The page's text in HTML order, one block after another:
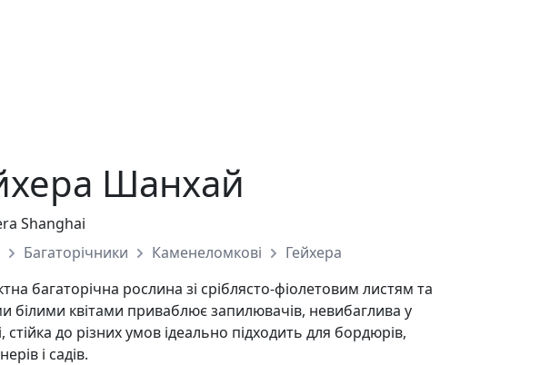
Шанхай
Shanghai
Багаторічники Каменеломкові
Гейхера
багаторічна рослина зі сріблясто-фіолетовим листям та
білими квітами приваблює запилювачів, невибаглива у
стійка до різних умов ідеально підходить для бордюрів,
і садів.